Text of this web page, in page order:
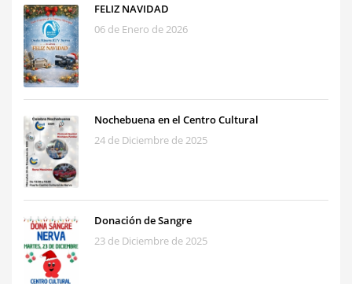
FELIZ NAVIDAD
06 de Enero de 2026
Nochebuena en el Centro Cultural
24 de Diciembre de 2025
Donación de Sangre
23 de Diciembre de 2025